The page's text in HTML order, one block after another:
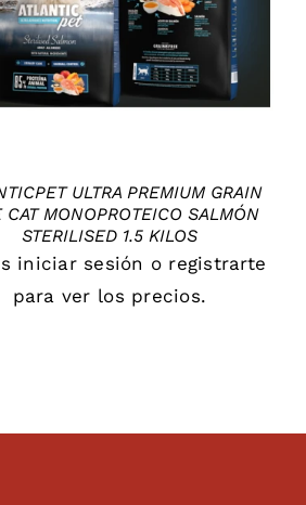
ULTRA PREMIUM GRAIN
CAT MONOPROTEICO SALMÓN
STERILISED 1.5 KILOS
iniciar sesión o registrarte
para ver los precios.